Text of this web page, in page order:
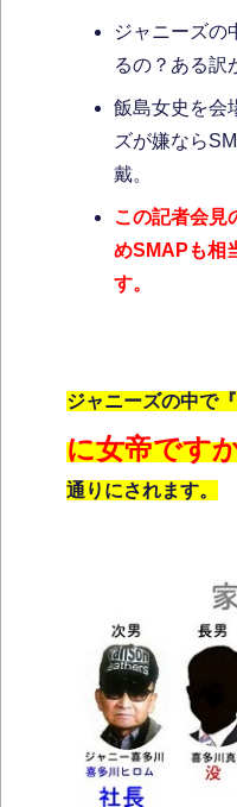
ジャニーズの
るの？ある訳
飯島女史を会
ズが嫌なら
戴。
この記者会見
めSMAPも相
す。
ジャニーズの中で
に女帝です
通りにされます。